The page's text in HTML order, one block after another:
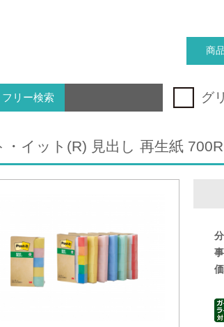
商
フリー検索 グ
・イット(R) 見出し 再生紙